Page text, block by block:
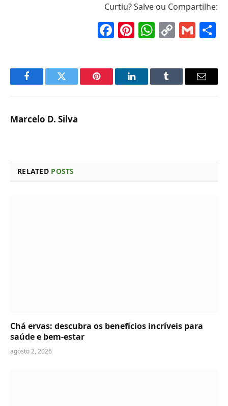
Curtiu? Salve ou Compartilhe:
Facebook
Pinterest
Copy
FacebookTwitter Pinterest LinkedInTumblr Email
Marcelo D. Silva
RELATED POSTS
Chá ervas: descubra os benefícios incríveis para
saúde e bem-estar
agosto 2, 2026